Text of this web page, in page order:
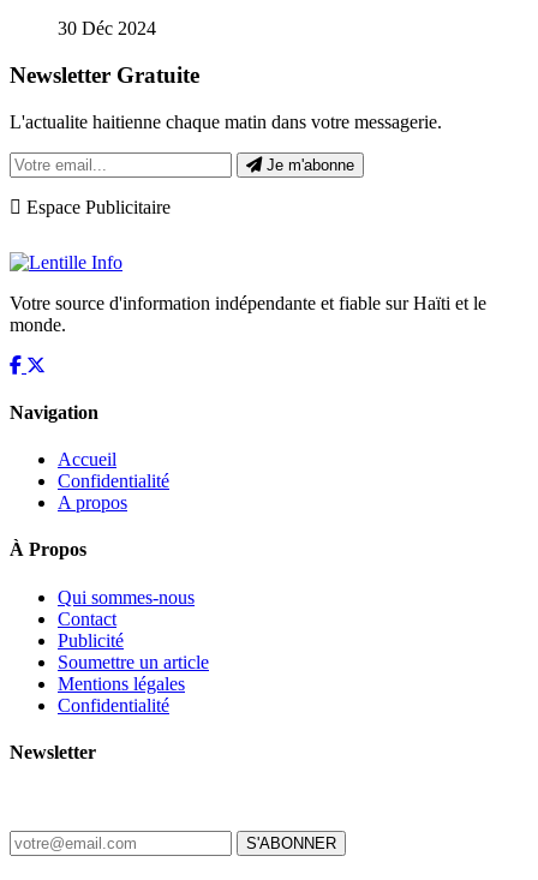
30 Déc 2024
Newsletter Gratuite
L'actualite haitienne chaque matin dans votre messagerie.
Je m'abonne
Espace Publicitaire
Votre source d'information indépendante et fiable sur Haïti et le
monde.
Navigation
Accueil
Confidentialité
A propos
À Propos
Qui sommes-nous
Contact
Publicité
Soumettre un article
Mentions légales
Confidentialité
Newsletter
S'ABONNER